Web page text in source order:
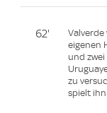
62'
eigenen
und
zu
spielt ihn